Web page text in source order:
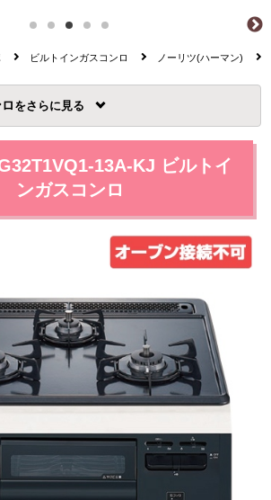
ビルトインガスコンロ ノーリツ(ハーマン)
を
13A-KJ ビルトイ
ンガスコンロ